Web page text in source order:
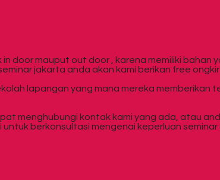
door mauput out door , karena memiliki bahan
jakarta anda akan kami berikan free
lapangan yang mana mereka
menghubungi kontak kami yang ada, atau
berkonsultasi mengenai keperluan seminar